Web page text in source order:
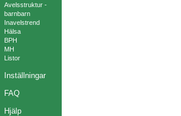
Avelsstruktur -
barnbarn
Inavelstrend
Hälsa
BPH
MH
Listor
Inställningar
FAQ
Hjälp